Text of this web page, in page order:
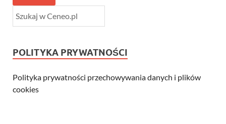
POLITYKA PRYWATNOŚCI
Polityka prywatności przechowywania danych i plików
cookies